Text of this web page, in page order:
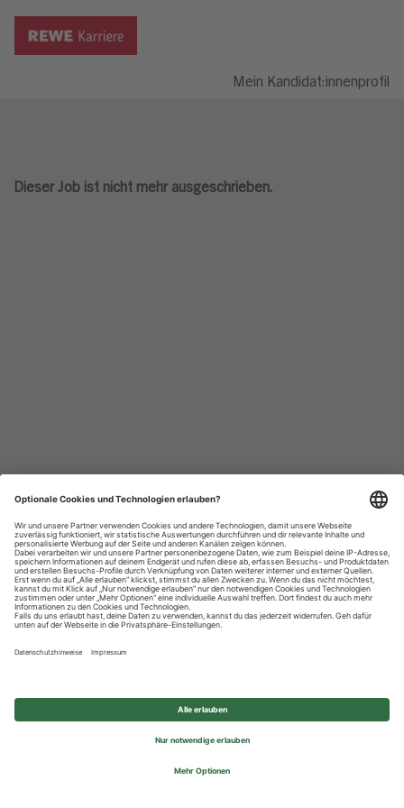
Mein Kandidat:innenprofil
Dieser Job ist nicht mehr ausgeschrieben.
Datenschutzhinweise
Impressum
Privatsphäre-Einstellungen
© 2026 REWE Group - All rights reserved